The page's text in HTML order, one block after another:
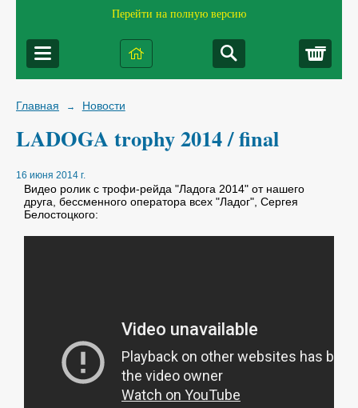
Перейти на полную версию
Главная → Новости
LADOGA trophy 2014 / final
16 июня 2014 г.
Видео ролик с трофи-рейда "Ладога 2014" от нашего
друга, бессменного оператора всех "Ладог", Сергея
Белостоцкого: